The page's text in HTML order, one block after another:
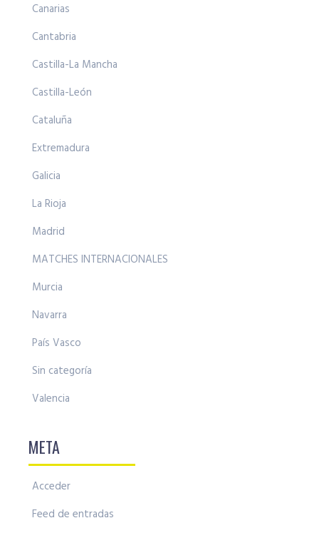
Canarias
Cantabria
Castilla-La Mancha
Castilla-León
Cataluña
Extremadura
Galicia
La Rioja
Madrid
MATCHES INTERNACIONALES
Murcia
Navarra
País Vasco
Sin categoría
Valencia
META
Acceder
Feed de entradas